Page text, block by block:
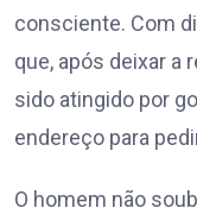
consciente. Com
que, após deixar a
sido atingido por
endereço para
O homem não